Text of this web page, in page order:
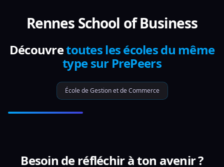
Rennes School of Business
Découvretoutes les écoles du même
type sur PrePeers
École de Gestion et de Commerce
Besoin de réfléchir à ton avenir ?